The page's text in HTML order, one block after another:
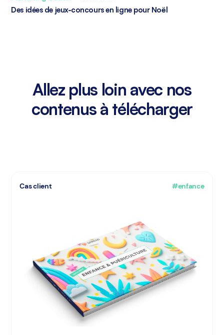
Des idées de jeux-concours en ligne pour Noël
Allez plus loin avec nos
contenus à télécharger
Cas client #enfance